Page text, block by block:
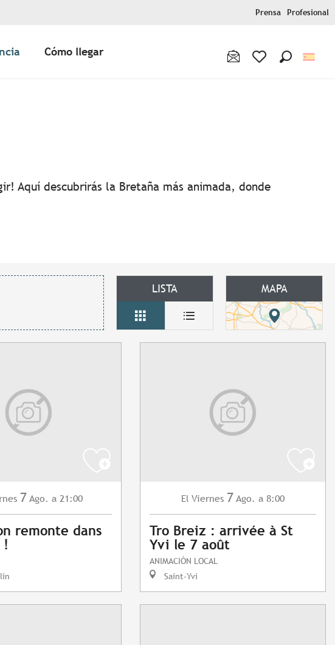
Prensa Profesional
Cómo llegar
favoris
Aquí descubrirás la Bretaña más animada, donde
LISTA MAPA
7 Ago. a 21:00
remonte dans
!
El Viernes 7 Ago. a 8:00
Tro Breiz : arrivée à St
Yvi le 7 août
ANIMACIÓN LOCAL
Saint-Yvi